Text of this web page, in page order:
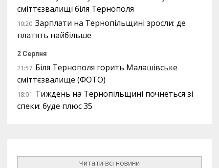
сміттєзвалищі біля Тернополя
10:20 Зарплати на Тернопільщині зросли: де
платять найбільше
2 Серпня
21:57 Біля Тернополя горить Малашівське
сміттєзвалище (ФОТО)
18:01 Тиждень на Тернопільщині почнеться зі
спеки: буде плюс 35
Читати всі новини